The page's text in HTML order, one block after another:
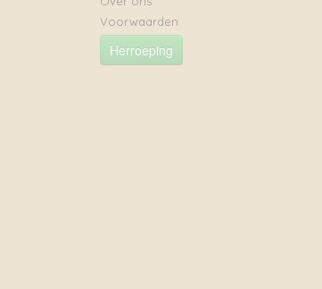
Voorwaarden
Herroeping